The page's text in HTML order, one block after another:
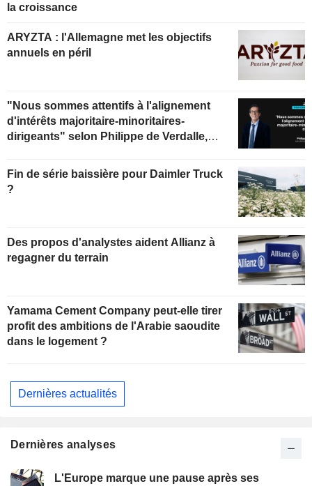
la croissance
ARYZTA : l'Allemagne met les objectifs
annuels en péril
"Nous sommes attentifs à l'alignement
d'intérêts majoritaire-minoritaires-
dirigeants" selon Philippe de Verdalle,
Fin de série baissière pour Daimler Truck
?
Des propos d'analystes aident Allianz à
regagner du terrain
Yamama Cement Company peut-elle tirer
profit des ambitions de l'Arabie saoudite
dans le logement ?
Dernières actualités
Dernières analyses
L'Europe marque une pause après ses